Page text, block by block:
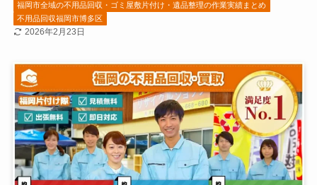
福岡市全域の不用品回収・ゴミ屋敷片付け・遺品整理の作業実績まとめ
不用品回収福岡市博多区
2026年2月23日